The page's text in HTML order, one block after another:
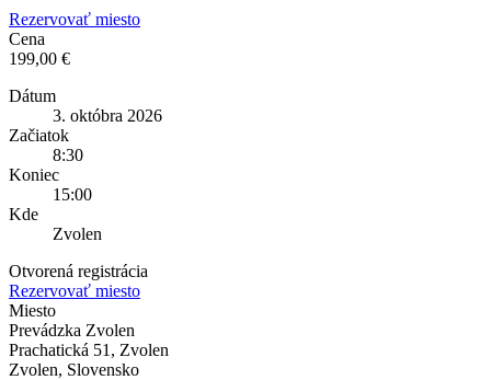
Rezervovať miesto
Cena
199,00 €
Dátum
3. októbra 2026
Začiatok
8:30
Koniec
15:00
Kde
Zvolen
Otvorená registrácia
Rezervovať miesto
Miesto
Prevádzka Zvolen
Prachatická 51, Zvolen
Zvolen, Slovensko